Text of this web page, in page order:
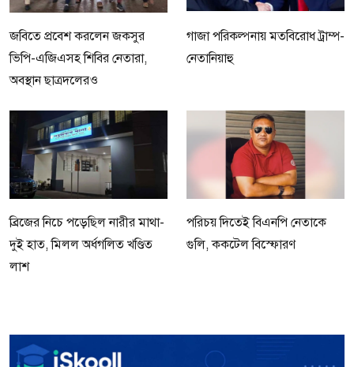
জবিতে প্রবেশ করলেন জকসুর
ভিপি-এজিএসহ শিবির নেতারা,
অবস্থান ছাত্রদলেরও
গাজা পরিকল্পনায় মতবিরোধ ট্রাম্প-
নেতানিয়াহু
ব্রিজের নিচে পড়েছিল নারীর মাথা-
দুই হাত, মিলল অর্ধগলিত খণ্ডিত
লাশ
পরিচয় দিতেই বিএনপি নেতাকে
গুলি, ককটেল বিস্ফোরণ